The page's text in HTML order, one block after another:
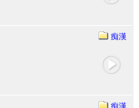
痴漢
痴漢